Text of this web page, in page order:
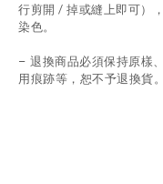
行剪開 / 掉或縫上即可）
染色。
- 退換商品必須保持原樣
用痕跡等 ， 恕不予退換貨。